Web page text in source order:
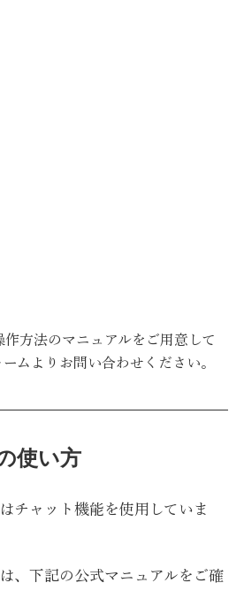
方法のマニュアルをご用意して
ムよりお問い合わせください。
使い方
チャット機能を使用していま
、下記の公式マニュアルをご確